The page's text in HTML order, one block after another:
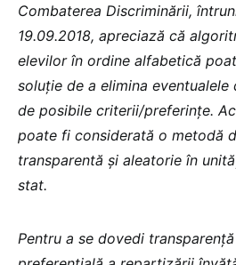
Combaterea Discriminării,
19.09.2018, apreciază că
elevilor în ordine alfabetică
soluţie de a elimina
de posibile criterii/preferinţe.
poate fi considerată o metodă
transparentă şi aleatorie în
stat.
Pentru a se dovedi